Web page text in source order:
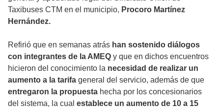
Taxibuses CTM en el municipio, Procoro Martínez
Hernández.
Refirió que en semanas atrás han sostenido diálogos
con integrantes de la AMEQ y que en dichos encuentros
hicieron del conocimiento la necesidad de realizar un
aumento a la tarifa general del servicio, además de que
entregaron la propuesta hecha por los concesionarios
del sistema, la cual establece un aumento de 10 a 15